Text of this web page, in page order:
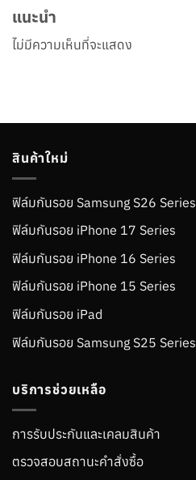
แนะนำ
ไม่มีความเห็นที่จะแสดง
สินค้าใหม่
ฟิล์มกันรอย Samsung S26 Series
ฟิล์มกันรอย iPhone 17 Series
ฟิล์มกันรอย iPhone 16 Series
ฟิล์มกันรอย iPhone 15 Series
ฟิล์มกันรอย iPad
ฟิล์มกันรอย Samsung S25 Series
บริการช่วยเหลือ
การรับประกันและเคลมสินค้า
ตรวจสอบสถานะคำสั่งซื้อ